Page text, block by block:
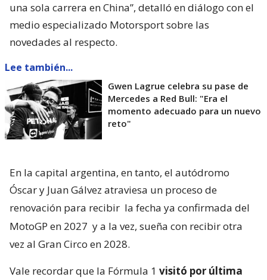
una sola carrera en China”, detalló en diálogo con el
medio especializado Motorsport sobre las
novedades al respecto.
Lee también...
Gwen Lagrue celebra su pase de
Mercedes a Red Bull: "Era el
momento adecuado para un nuevo
reto"
En la capital argentina, en tanto, el autódromo
Óscar y Juan Gálvez atraviesa un proceso de
renovación para recibir la fecha ya confirmada del
MotoGP en 2027 y a la vez, sueña con recibir otra
vez al Gran Circo en 2028.
Vale recordar que la Fórmula 1 visitó por última